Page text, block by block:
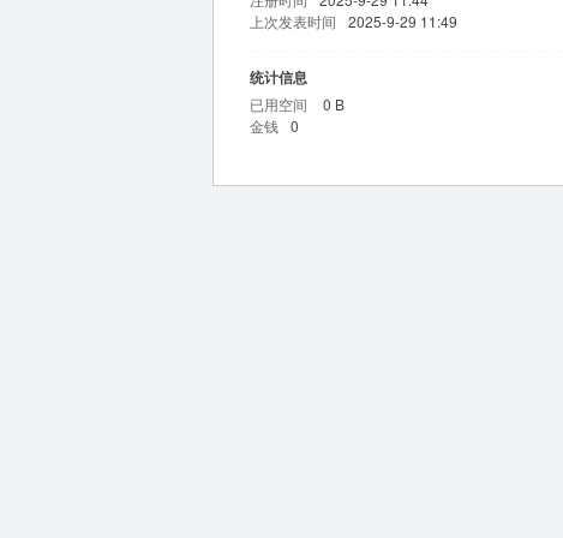
上次发表时间
2025-9-29 11:49
统计信息
已用空间 0 B
金钱 0